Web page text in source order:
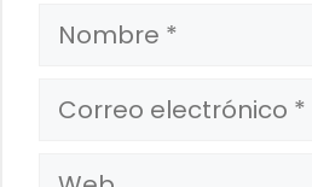
Nombre
Correo
electrónico
Web